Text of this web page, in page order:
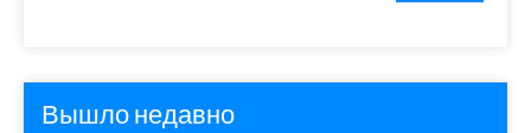
Вышло недавно